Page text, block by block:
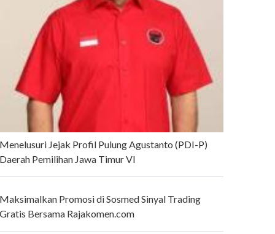
Jejak Profil Pulung Agustanto (PDI-P)
Pemilihan Jawa Timur VI
Promosi di Sosmed Sinyal Trading
Bersama Rajakomen.com